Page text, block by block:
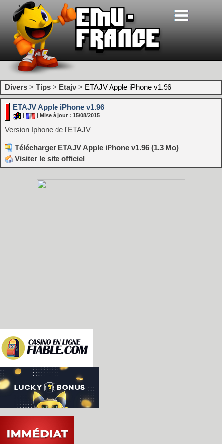
Divers > Tips > Etajv > ETAJV Apple iPhone v1.96
ETAJV Apple iPhone v1.96
| Mise à jour : 15/08/2015
Version Iphone de l'ETAJV
Télécharger ETAJV Apple iPhone v1.96 (1.3 Mo)
Visiter le site officiel